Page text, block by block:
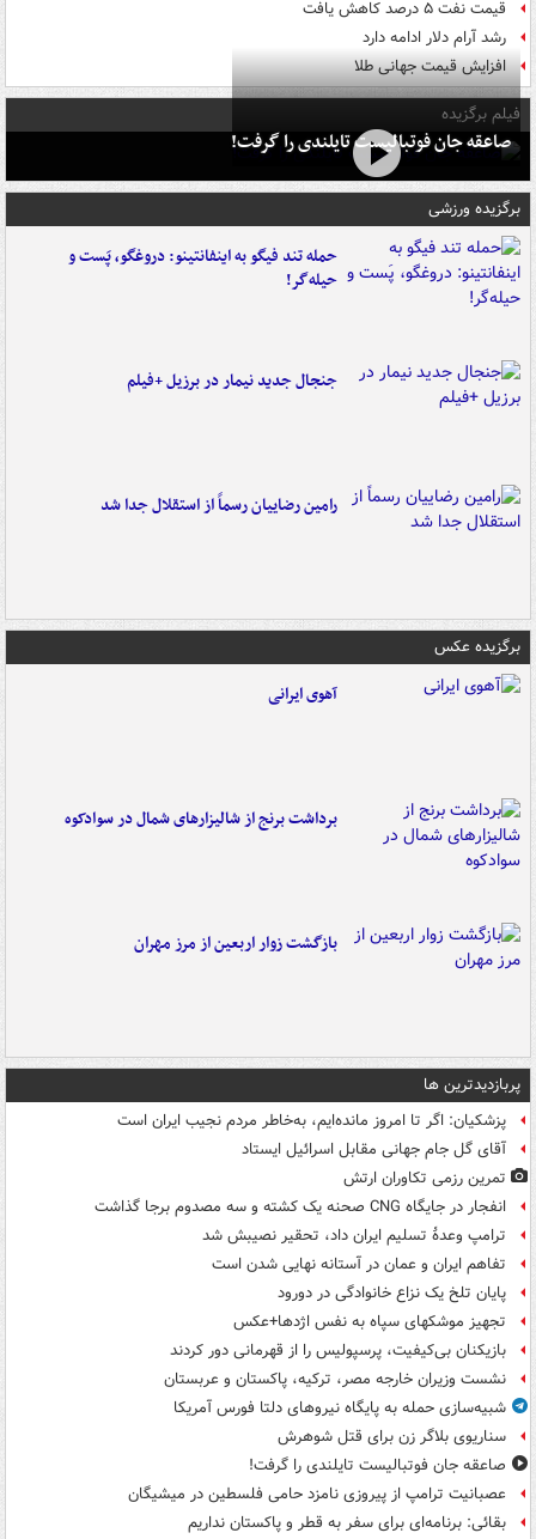
قیمت نفت ۵ درصد کاهش یافت
رشد آرام دلار ادامه دارد
افزایش قیمت جهانی طلا
فیلم برگزیده
صاعقه جان فوتبالیست تایلندی را گرفت!
برگزیده ورزشی
حمله تند فیگو به اینفانتینو: دروغگو، پَست‌ و
حیله‌گر!
جنجال جدید نیمار در برزیل +فیلم
رامین رضاییان رسماً از استقلال جدا شد
برگزیده عکس
آهوی ایرانی
برداشت برنج از شالیزارهای شمال در سوادکوه
بازگشت زوار اربعین از مرز مهران
پربازدیدترین ها
پزشکیان: اگر تا امروز مانده‌ایم، به‌خاطر مردم نجیب ایران است
آقای گل جام جهانی مقابل اسرائیل ایستاد
تمرین رزمی تکاوران ارتش
انفجار در جایگاه CNG صحنه یک کشته و سه مصدوم برجا گذاشت
ترامپ وعدۀ تسلیم ایران داد، تحقیر نصیبش شد
تفاهم ایران و عمان در آستانه نهایی شدن است
پایان تلخ یک نزاع خانوادگی در دورود
تجهیز موشکهای سپاه به نفس اژدها+عکس
بازیکنان بی‌کیفیت، پرسپولیس را از قهرمانی دور کردند
نشست وزیران خارجه مصر، ترکیه، پاکستان و عربستان
شبیه‌سازی حمله به پایگاه نیروهای دلتا فورس آمریکا
سناریوی بلاگر زن برای قتل شوهرش
صاعقه جان فوتبالیست تایلندی را گرفت!
عصبانیت ترامپ از پیروزی نامزد حامی فلسطین در میشیگان
بقائی: برنامه‌ای برای سفر به قطر و پاکستان نداریم